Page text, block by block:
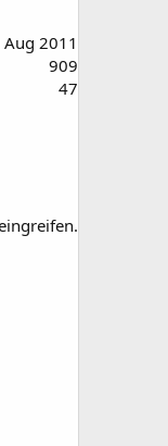
Aug 2011
909
47